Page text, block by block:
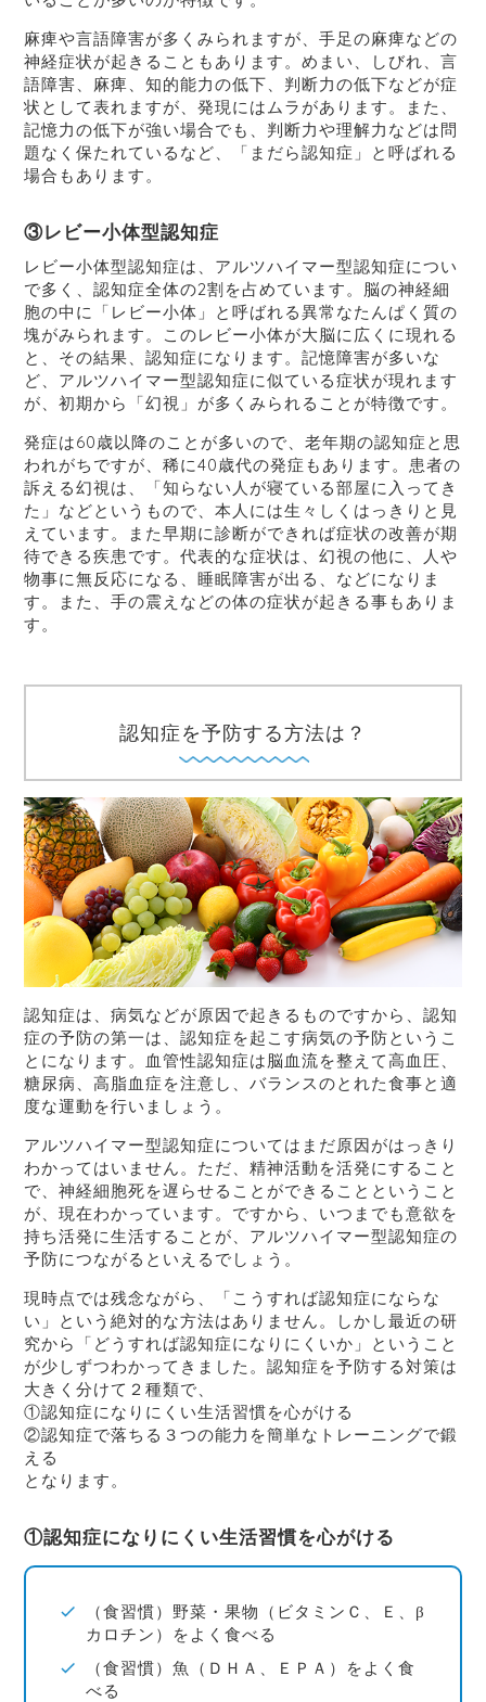
麻痺や言語障害が多くみられますが、手足の麻痺などの
神経症状が起きることもあります。めまい、しびれ、言
語障害、麻痺、知的能力の低下、判断力の低下などが症
状として表れますが、発現にはムラがあります。また、
記憶力の低下が強い場合でも、判断力や理解力などは問
題なく保たれているなど、「まだら認知症」と呼ばれる
場合もあります。
③レビー小体型認知症
レビー小体型認知症は、アルツハイマー型認知症につい
で多く、認知症全体の2割を占めています。脳の神経細
胞の中に「レビー小体」と呼ばれる異常なたんぱく質の
塊がみられます。このレビー小体が大脳に広くに現れる
と、その結果、認知症になります。記憶障害が多いな
ど、アルツハイマー型認知症に似ている症状が現れます
が、初期から「幻視」が多くみられることが特徴です。
発症は60歳以降のことが多いので、老年期の認知症と思
われがちですが、稀に40歳代の発症もあります。患者の
訴える幻視は、「知らない人が寝ている部屋に入ってき
た」などというもので、本人には生々しくはっきりと見
えています。また早期に診断ができれば症状の改善が期
待できる疾患です。代表的な症状は、幻視の他に、人や
物事に無反応になる、睡眠障害が出る、などになりま
す。また、手の震えなどの体の症状が起きる事もありま
す。
認知症を予防する方法は？
認知症は、病気などが原因で起きるものですから、認知
症の予防の第一は、認知症を起こす病気の予防というこ
とになります。血管性認知症は脳血流を整えて高血圧、
糖尿病、高脂血症を注意し、バランスのとれた食事と適
度な運動を行いましょう。
アルツハイマー型認知症についてはまだ原因がはっきり
わかってはいません。ただ、精神活動を活発にすること
で、神経細胞死を遅らせることができることということ
が、現在わかっています。ですから、いつまでも意欲を
持ち活発に生活することが、アルツハイマー型認知症の
予防につながるといえるでしょう。
現時点では残念ながら、「こうすれば認知症にならな
い」という絶対的な方法はありません。しかし最近の研
究から「どうすれば認知症になりにくいか」ということ
が少しずつわかってきました。認知症を予防する対策は
大きく分けて２種類で、
①認知症になりにくい生活習慣を心がける
②認知症で落ちる３つの能力を簡単なトレーニングで鍛
える
となります。
①認知症になりにくい生活習慣を心がける
（食習慣）野菜・果物（ビタミンＣ、Ｅ、β
カロチン）をよく食べる
（食習慣）魚（ＤＨＡ、ＥＰＡ）をよく食
べる